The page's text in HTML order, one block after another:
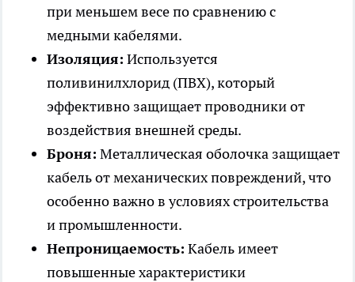
при меньшем весе по сравнению с
медными кабелями.
Изоляция: Используется
поливинилхлорид (ПВХ), который
эффективно защищает проводники от
воздействия внешней среды.
Броня: Металлическая оболочка защищает
кабель от механических повреждений, что
особенно важно в условиях строительства
и промышленности.
Непроницаемость: Кабель имеет
повышенные характеристики